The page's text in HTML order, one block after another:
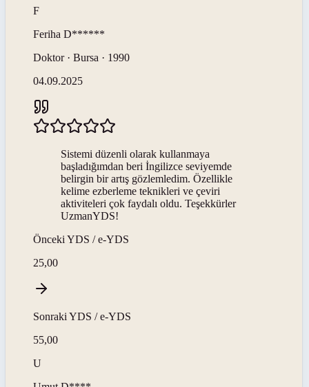
F
Feriha D******
Doktor · Bursa · 1990
04.09.2025
Sistemi düzenli olarak kullanmaya
başladığımdan beri İngilizce seviyemde
belirgin bir artış gözlemledim. Özellikle
kelime ezberleme teknikleri ve çeviri
aktiviteleri çok faydalı oldu. Teşekkürler
UzmanYDS!
Önceki YDS / e-YDS
25,00
Sonraki YDS / e-YDS
55,00
U